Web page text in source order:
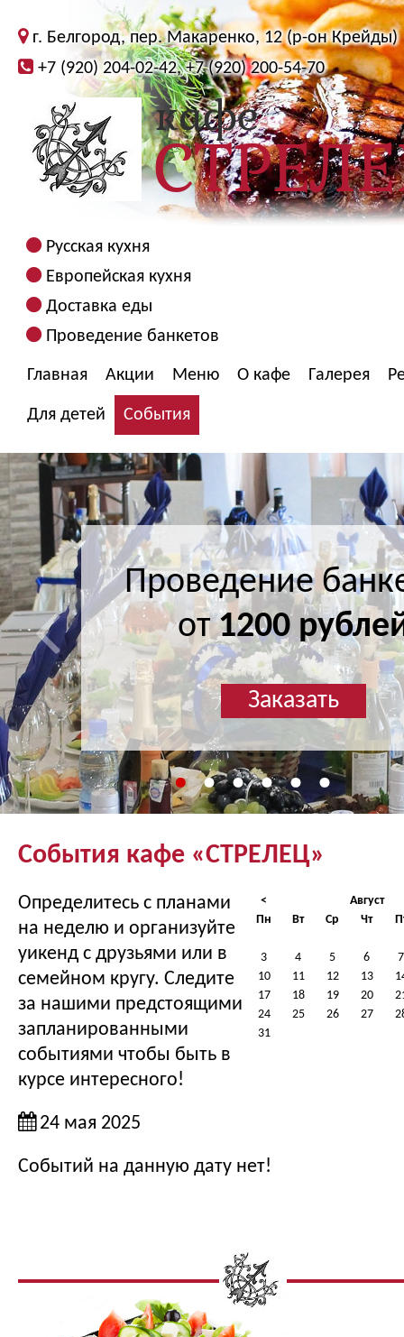
г. Белгород, пер. Макаренко, 12 (р-он Крейды)
+7 (920) 204-02-42, +7 (920) 200-54-70
Русская кухня
Европейская кухня
Доставка еды
Проведение банкетов
Главная Акции Меню О кафе Галерея
Для детей События
Проведение
от1200
Заказать
Проведение
от1200
Заказать
События кафе «СТРЕЛЕЦ»
<
Август
Пн
Вт Ср Чт
3 4 5 6
7
10
11 12 13
17
18 19 20
24
25 26 27
31
Определитесь с планами
на неделю и организуйте
уикенд с друзьями или в
семейном кругу. Следите
за нашими предстоящими
запланированными
событиями чтобы быть в
курсе интересного!
24 мая 2025
Событий на данную дату нет!